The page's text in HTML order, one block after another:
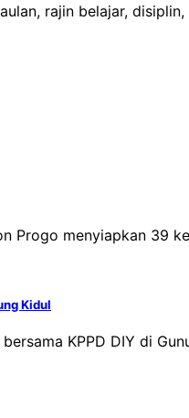
rajin belajar,
Progo menyiapkan 39
Kidul
KPPD DIY di